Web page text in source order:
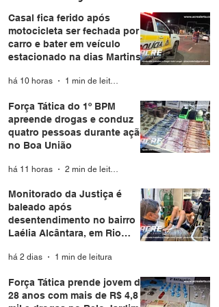
Casal fica ferido após
motocicleta ser fechada por
carro e bater em veículo
estacionado na dias Martins
há 10 horas 1 min de leitura
Força Tática do 1º BPM
apreende drogas e conduz
quatro pessoas durante ação
no Boa União
há 11 horas 2 min de leitura
Monitorado da Justiça é
baleado após
desentendimento no bairro
Laélia Alcântara, em Rio
há 2 dias 1 min de leitura
Força Tática prende jovem de
28 anos com mais de R$ 4,8